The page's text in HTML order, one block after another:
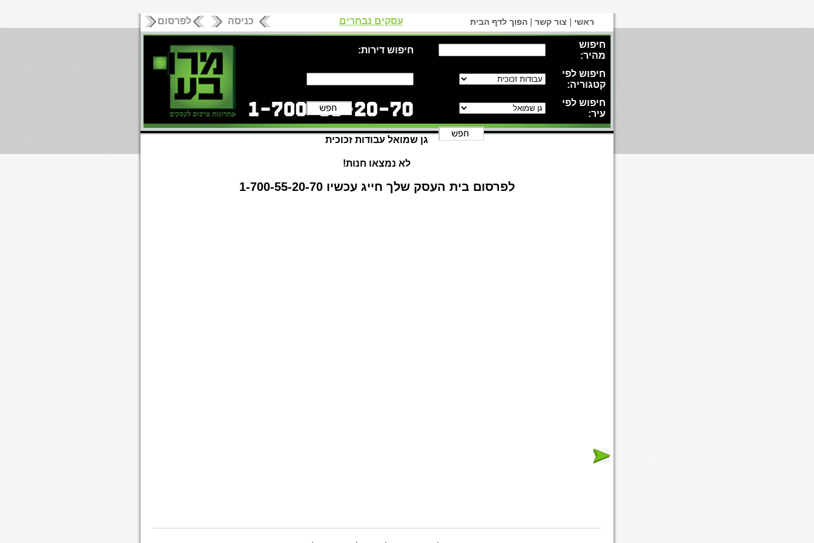
ראשי | צור קשר | הפוך לדף הבית לפרסום כניסה עסקים נבחרים
חיפוש
מהיר:
חיפוש דירות:
חיפוש לפי
קטגוריה:
חיפוש לפי
עיר:
גן שמואל עבודות זכוכית
לא נמצאו חנות!
לפרסום בית העסק שלך חייג עכשיו 1-700-55-20-70